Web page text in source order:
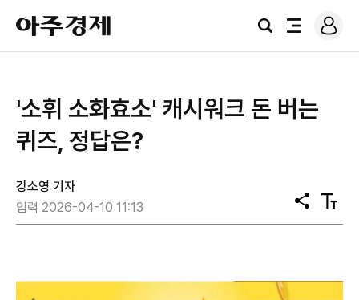
아
주
경
검
전
로
그
'소휘 소화효소' 캐시워크 돈 버는
퀴즈, 정답은?
강소영 기자
입력 2026-04-10 11:13
공
유
텍
스